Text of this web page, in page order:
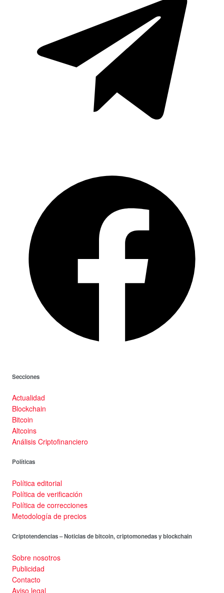
Secciones
Actualidad
Blockchain
Bitcoin
Altcoins
Análisis Criptofinanciero
Políticas
Política editorial
Política de verificación
Política de correcciones
Metodología de precios
Criptotendencias – Noticias de bitcoin, criptomonedas y blockchain
Sobre nosotros
Publicidad
Contacto
Aviso legal